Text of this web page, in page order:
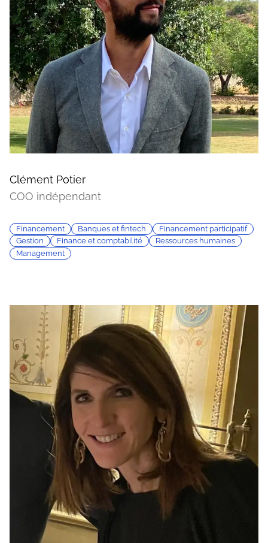
Clément Potier
COO indépendant
Financement Banques et fintech
Financement participatif
Gestion
Finance et comptabilité
Ressources humaines
Management